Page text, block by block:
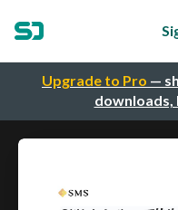
Upgrade to Pro —
downloads,